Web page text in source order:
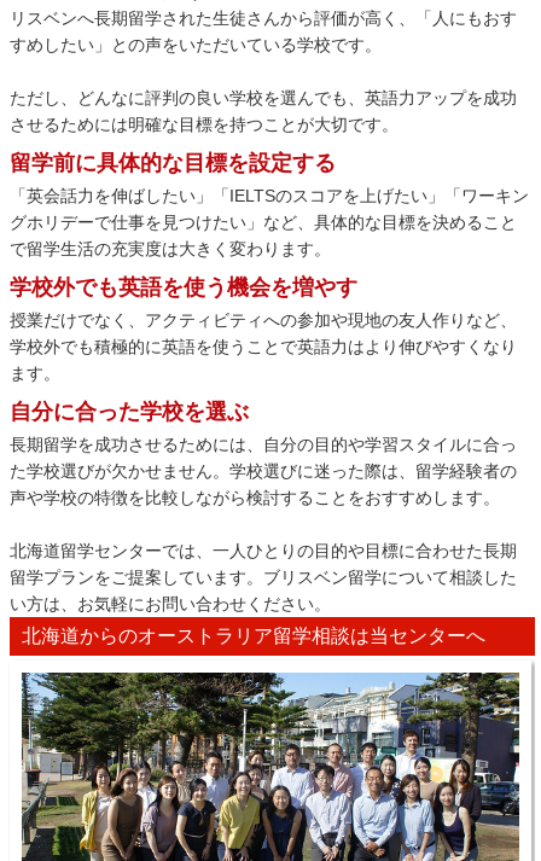
リスベンへ長期留学された生徒さんから評価が高く、「人にもおす
すめしたい」との声をいただいている学校です。
ただし、どんなに評判の良い学校を選んでも、英語力アップを成功
させるためには明確な目標を持つことが大切です。
留学前に具体的な目標を設定する
「英会話力を伸ばしたい」「IELTSのスコアを上げたい」「ワーキン
グホリデーで仕事を見つけたい」など、具体的な目標を決めること
で留学生活の充実度は大きく変わります。
学校外でも英語を使う機会を増やす
授業だけでなく、アクティビティへの参加や現地の友人作りなど、
学校外でも積極的に英語を使うことで英語力はより伸びやすくなり
ます。
自分に合った学校を選ぶ
長期留学を成功させるためには、自分の目的や学習スタイルに合っ
た学校選びが欠かせません。学校選びに迷った際は、留学経験者の
声や学校の特徴を比較しながら検討することをおすすめします。
北海道留学センターでは、一人ひとりの目的や目標に合わせた長期
留学プランをご提案しています。ブリスベン留学について相談した
い方は、お気軽にお問い合わせください。
北海道からのオーストラリア留学相談は当センターへ